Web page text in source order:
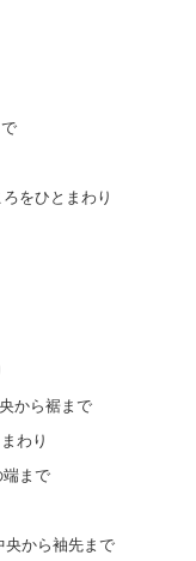
をひとまわり
から裾まで
わり
端まで
央から袖先まで